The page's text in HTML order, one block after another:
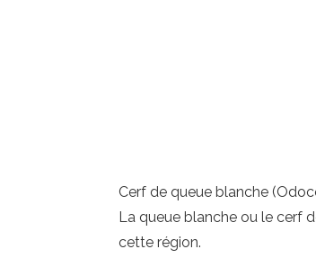
Cerf de queue blanche
La queue blanche ou le cerf
cette région.